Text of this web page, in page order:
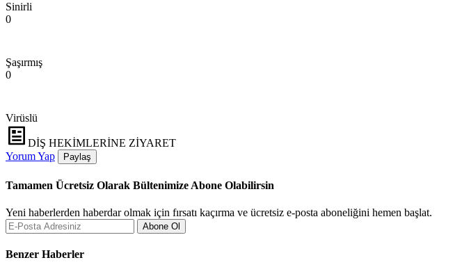
Sinirli
0
Şaşırmış
0
Virüslü
DİŞ HEKİMLERİNE ZİYARET
Yorum Yap
Paylaş
Tamamen Ücretsiz Olarak Bültenimize Abone Olabilirsin
Yeni haberlerden haberdar olmak için fırsatı kaçırma ve ücretsiz e-posta aboneliğini hemen başlat.
Abone Ol
Benzer Haberler